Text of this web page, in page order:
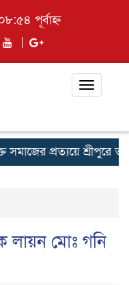
পূর্বাহ্ন
Toggle
প্রত্যয়ে শ্রীপুরে
মোঃ গনি